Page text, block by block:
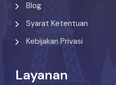
Blog
Syarat Ketentuan
Kebijakan Privasi
Layanan